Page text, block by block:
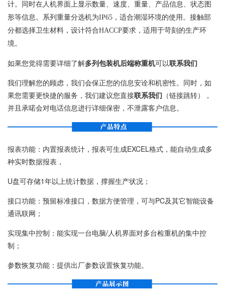
计。同时在人机界面上显示数量、速度、重量、产品信息、状态图
形等信息。系列重量分选机为IP65，适合潮湿环境的使用。接触部
分都选择卫生材料，设计符合HACCP要求，适用于苛刻的生产环
境。
如果您觉得需要详细了解多列包装机后端称重机可以联系我们
我们理解您的顾虑，我们会保正您的信息安诠和机密性。同时，如
果您需要更快捷的服务，我们建议您直接联系我们 （链接跳转），
并且承喏会对电话信息进行详细保密，不泄露客户信息。
报表功能：内置报表统计，报表可生成EXCEL格式，能自动生成多
种实时数据报表，
U盘可存储1年以上统计数据，撑握生产状况；
接口功能：预留标准接口，数据方便管理，可与PC及其它智能设备
通讯联网；
实现集中控制：能实现一台电脑/人机界面对多台检重机的集中控
制；
参数恢复功能：提供出厂参数设置恢复功能。